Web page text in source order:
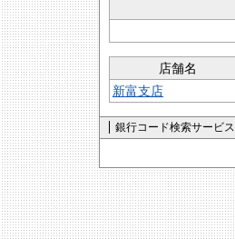
店舗名
新富支店
銀行コード検索サービス